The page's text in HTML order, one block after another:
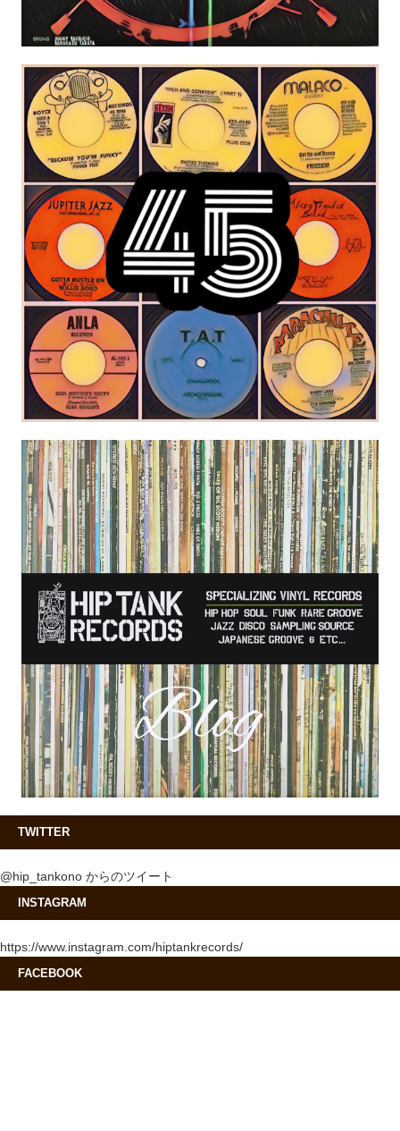
TWITTER
@hip_tankono からのツイート
INSTAGRAM
https://www.instagram.com/hiptankrecords/
FACEBOOK